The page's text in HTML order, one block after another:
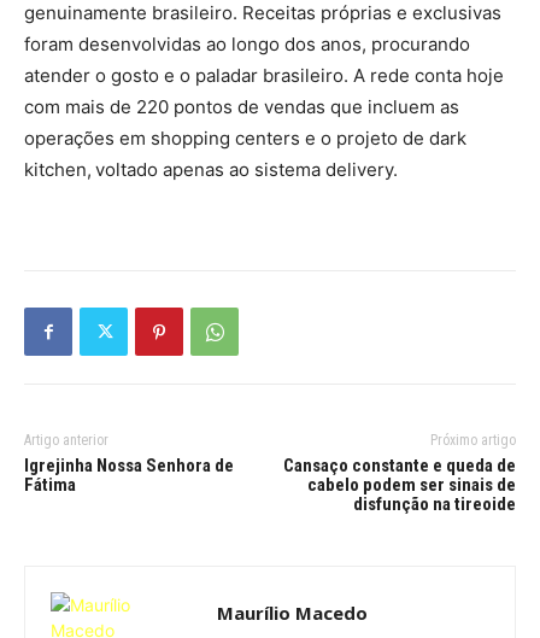
genuinamente brasileiro. Receitas próprias e exclusivas
foram desenvolvidas ao longo dos anos, procurando
atender o gosto e o paladar brasileiro. A rede conta hoje
com mais de 220 pontos de vendas que incluem as
operações em shopping centers e o projeto de dark
kitchen, voltado apenas ao sistema delivery.
Artigo anterior
Igrejinha Nossa Senhora de
Fátima
Próximo artigo
Cansaço constante e queda de
cabelo podem ser sinais de
disfunção na tireoide
Maurílio Macedo